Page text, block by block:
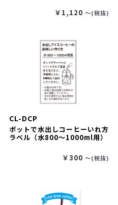
￥1,120 〜(税抜)
CL-DCP
ポットで水出しコーヒーいれ方
ラベル（水800～1000ml用）
￥300 〜(税抜)